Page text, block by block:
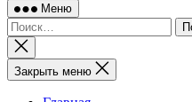
Меню
Найти:
Закрыть
поиск
Закрыть меню